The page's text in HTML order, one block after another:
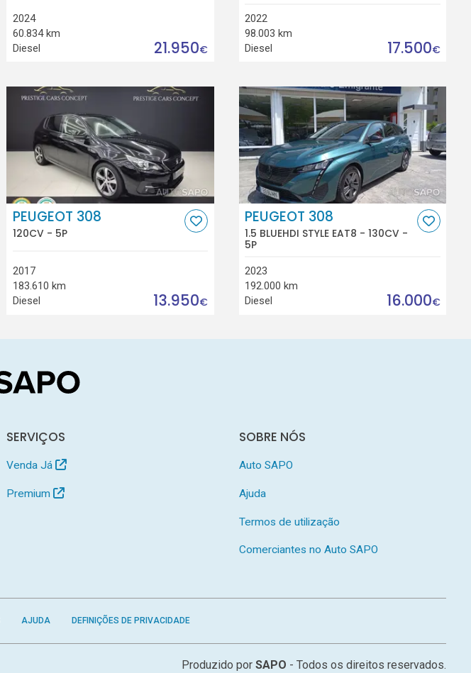
2024
60.834 km
Diesel
21.950€
2022
98.003 km
Diesel
17.500€
PEUGEOT 308
120CV - 5P
2017
183.610 km
Diesel
13.950€
PEUGEOT 308
1.5 BLUEHDI STYLE EAT8 - 130CV -
5P
2023
192.000 km
Diesel
16.000€
SERVIÇOS
Venda Já
Premium
SOBRE NÓS
Auto SAPO
Ajuda
Termos de utilização
Comerciantes no Auto SAPO
AJUDA DEFINIÇÕES DE PRIVACIDADE
Produzido porSAPO - Todos os direitos reservados.